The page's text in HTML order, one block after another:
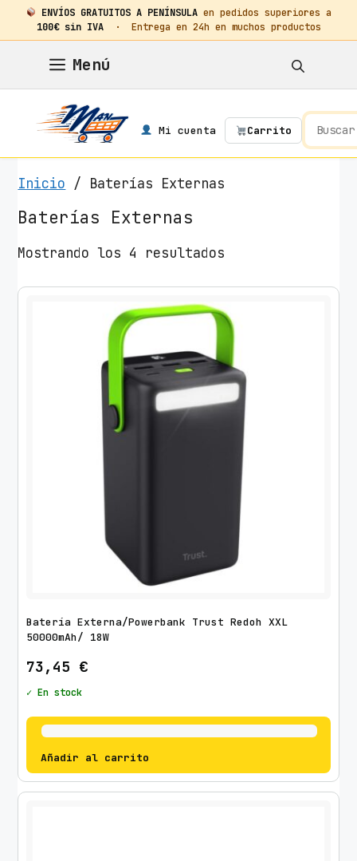
ENVÍOS GRATUITOS A PENÍNSULA en pedidos superiores a
100€ sin IVA· Entrega en 24h en muchos productos
contenido
Menú
Mi cuenta Carrito
Inicio / Baterías Externas
Baterías Externas
Mostrando los 4 resultados
d
e
n
a
d
p
t
o
Batería Externa/Powerbank Trust Redoh XXL
50000mAh/ 18W
73,45 €
✓ En stock
Añadir al carrito